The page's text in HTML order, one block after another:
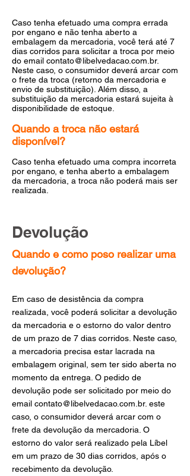
Caso tenha efetuado uma compra errada
por engano e não tenha aberto a
embalagem da mercadoria, você terá até 7
dias corridos para solicitar a troca por meio
do email contato@libelvedacao.com.br.
Neste caso, o consumidor deverá arcar com
o frete da troca (retorno da mercadoria e
envio de substituição). Além disso, a
substituição da mercadoria estará sujeita à
disponibilidade de estoque.
Quando a troca não estará
disponível?
Caso tenha efetuado uma compra incorreta
por engano, e tenha aberto a embalagem
da mercadoria, a troca não poderá mais ser
realizada.
Devolução
Quando e como poso realizar uma
devolução?
Em caso de desistência da compra
realizada, você poderá solicitar a devolução
da mercadoria e o estorno do valor dentro
de um prazo de 7 dias corridos. Neste caso,
a mercadoria precisa estar lacrada na
embalagem original, sem ter sido aberta no
momento da entrega. O pedido de
devolução pode ser solicitado por meio do
email contato@libelvedacao.com.br. este
caso, o consumidor deverá arcar com o
frete da devolução da mercadoria. O
estorno do valor será realizado pela Líbel
em um prazo de 30 dias corridos, após o
recebimento da devolução.